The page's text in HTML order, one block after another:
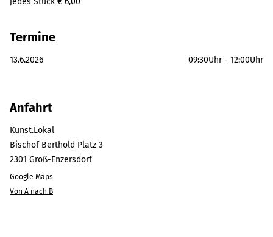
Termine
13.6.2026 09:30Uhr - 12:00Uhr
Anfahrt
Kunst.Lokal
Bischof Berthold Platz 3
2301 Groß-Enzersdorf
Google Maps
Von A nach B